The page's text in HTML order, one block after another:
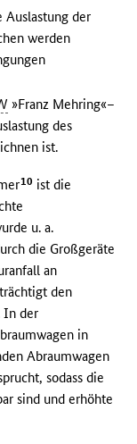
Auslastung der
werden
»Franz Mehring«–
des
ist.
10 ist die
u. a.
die Großgeräte
an
den
In der
in
Abraumwagen
sodass die
sind und erhöhte